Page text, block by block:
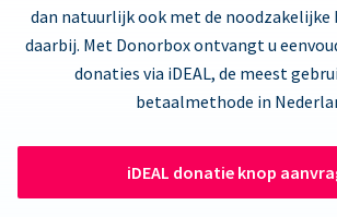
dan natuurlijk ook met de
daarbij. Met Donorbox ontvangt u
donaties via iDEAL, de meest
betaalmethode in
iDEAL donatie knop